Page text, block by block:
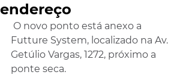
endereço
O novo ponto está anexo a
Futture System, localizado na Av.
Getúlio Vargas, 1272, próximo a
ponte seca.